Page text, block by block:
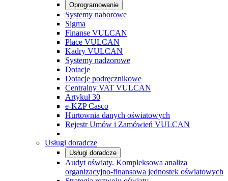
Oprogramowanie
Systemy naborowe
Sigma
Finanse VULCAN
Płace VULCAN
Kadry VULCAN
Systemy nadzorowe
Dotacje
Dotacje podręcznikowe
Centralny VAT VULCAN
Artykuł 30
e-KZP Casco
Hurtownia danych oświatowych
Rejestr Umów i Zamówień VULCAN
Usługi doradcze
Usługi doradcze
Audyt oświaty. Kompleksowa analiza
organizacyjno-finansowa jednostek oświatowych